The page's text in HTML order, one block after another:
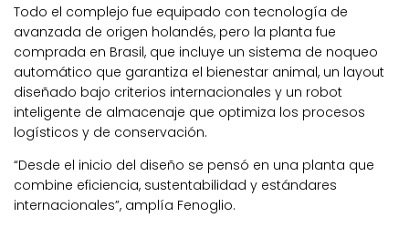
Todo el complejo fue equipado con tecnología de
avanzada de origen holandés, pero la planta fue
comprada en Brasil, que incluye un sistema de noqueo
automático que garantiza el bienestar animal, un layout
diseñado bajo criterios internacionales y un robot
inteligente de almacenaje que optimiza los procesos
logísticos y de conservación.
“Desde el inicio del diseño se pensó en una planta que
combine eficiencia, sustentabilidad y estándares
internacionales”, amplía Fenoglio.